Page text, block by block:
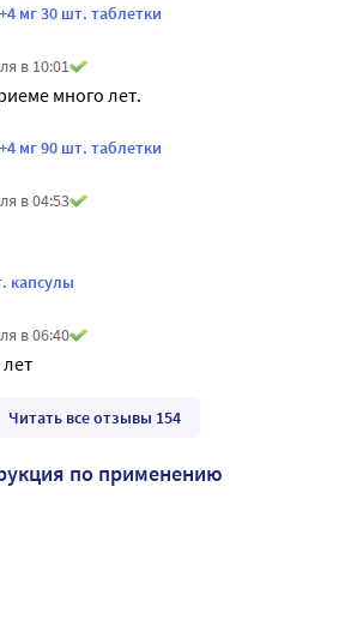
мг 30 шт. таблетки
в 10:01
много лет.
мг 90 шт. таблетки
в 04:53
капсулы
в 06:40
Читать все отзывы 154
по применению